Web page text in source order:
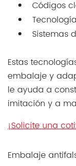
Códigos
Sistemas
Estas
embalaje y
le ayuda a
imitación y a
¡Solicite una
Embalaje